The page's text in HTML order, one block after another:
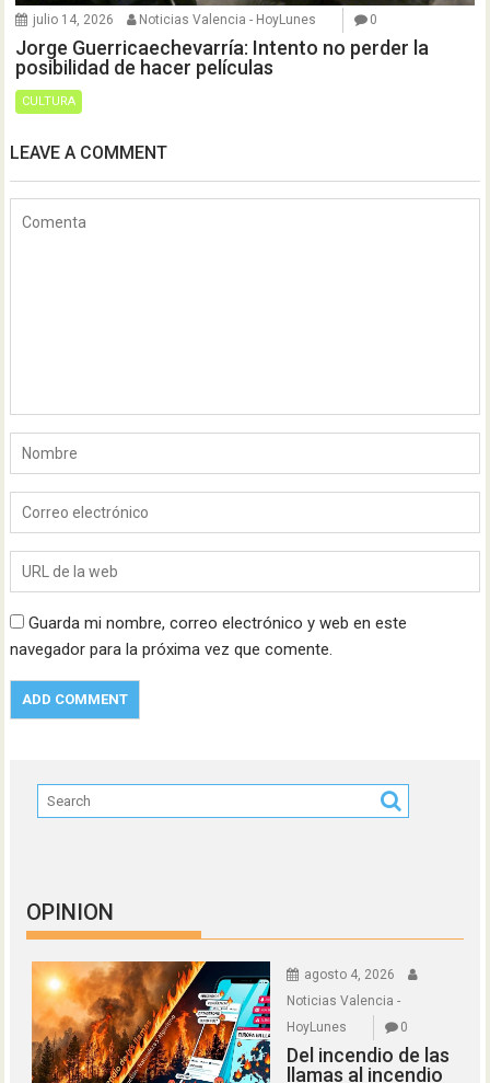
julio 14, 2026 Noticias Valencia - HoyLunes 0
Jorge Guerricaechevarría: Intento no perder la
posibilidad de hacer películas
CULTURA
LEAVE A COMMENT
Guarda mi nombre, correo electrónico y web en este
navegador para la próxima vez que comente.
OPINION
agosto 4, 2026
Noticias Valencia -
HoyLunes
0
Del incendio de las
llamas al incendio